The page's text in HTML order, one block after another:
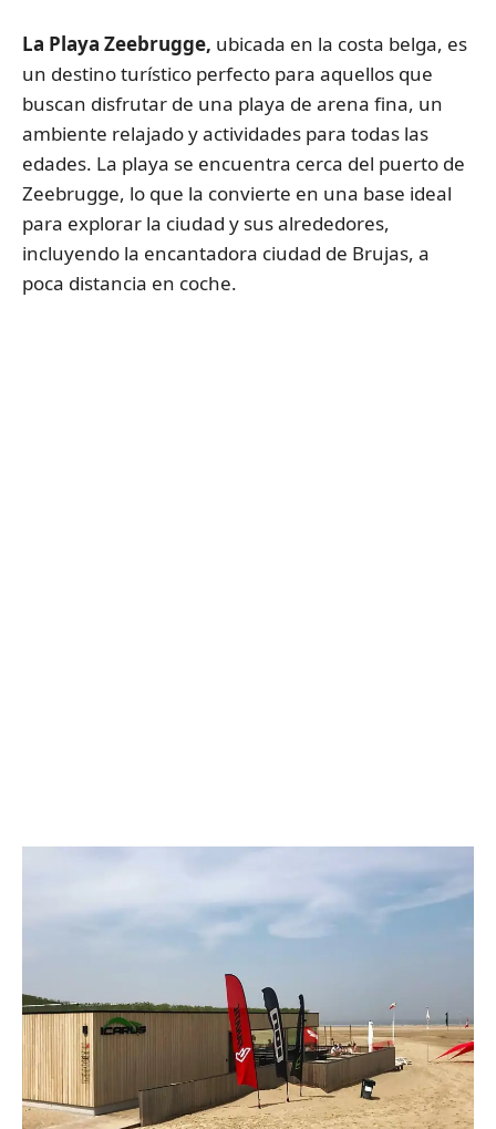
La Playa Zeebrugge, ubicada en la costa belga, es
un destino turístico perfecto para aquellos que
buscan disfrutar de una playa de arena fina, un
ambiente relajado y actividades para todas las
edades. La playa se encuentra cerca del puerto de
Zeebrugge, lo que la convierte en una base ideal
para explorar la ciudad y sus alrededores,
incluyendo la encantadora ciudad de Brujas, a
poca distancia en coche.